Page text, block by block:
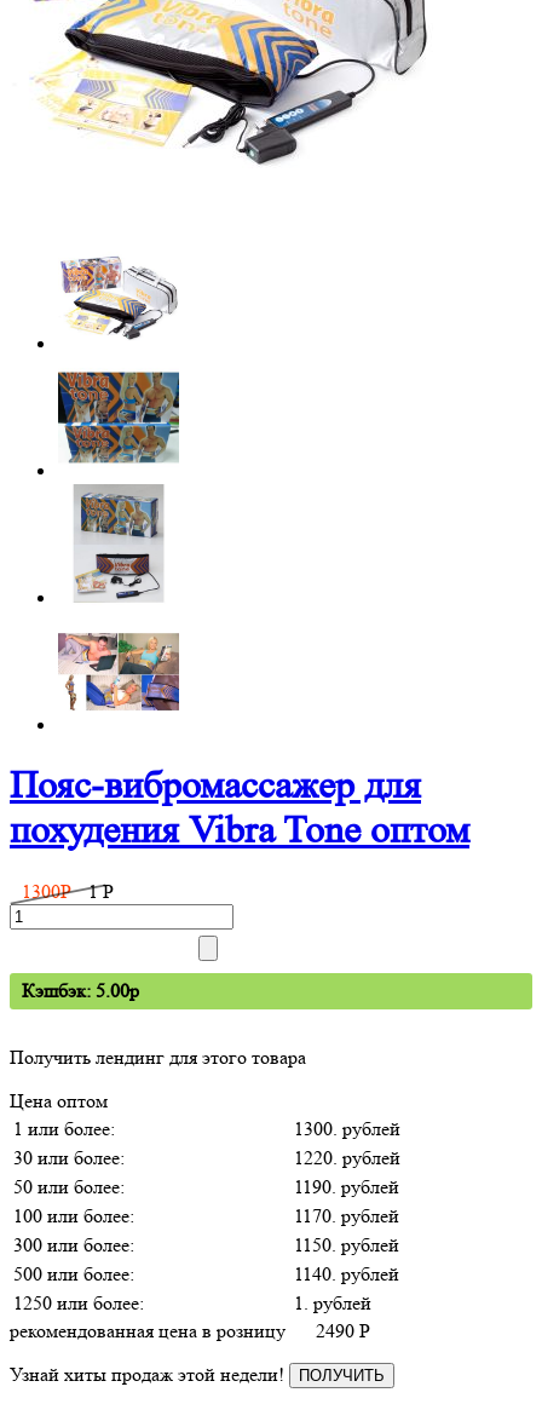
Пояс-вибромассажер для
похудения Vibra Tone оптом
1300P 1P
Кэшбэк: 5.00p
Получить лендинг для этого товара
Цена оптом
1 или более:
1300. рублей
30 или более:
1220. рублей
50 или более:
1190. рублей
100 или более:
1170. рублей
300 или более:
1150. рублей
500 или более:
1140. рублей
1250 или более:
1. рублей
рекомендованная цена в розницу
2490 P
Узнай хиты продаж этой недели!
ПОЛУЧИТЬ